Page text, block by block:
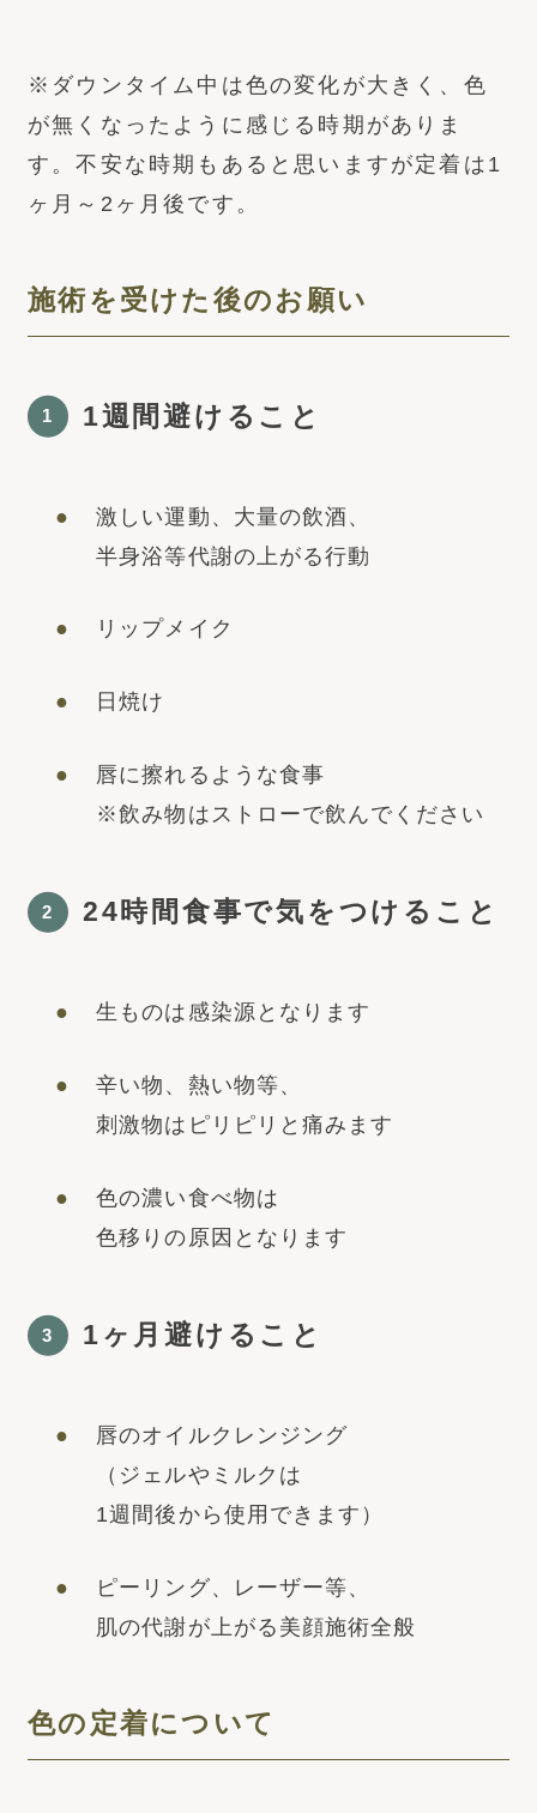
※ダウンタイム中は色の変化が大きく、色
が無くなったように感じる時期がありま
す。不安な時期もあると思いますが定着は1
ヶ月～2ヶ月後です。
施術を受けた後のお願い
1 1週間避けること
激しい運動、大量の飲酒、
半身浴等代謝の上がる行動
リップメイク
日焼け
唇に擦れるような食事
※飲み物はストローで飲んでください
2 24時間食事で気をつけること
生ものは感染源となります
辛い物、熱い物等、
刺激物はピリピリと痛みます
色の濃い食べ物は
色移りの原因となります
3 1ヶ月避けること
唇のオイルクレンジング
（ジェルやミルクは
1週間後から使用できます）
ピーリング、レーザー等、
肌の代謝が上がる美顔施術全般
色の定着について